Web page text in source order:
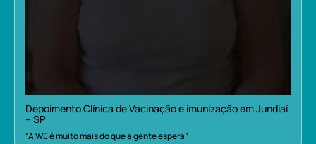
Depoimento Clínica de Vacinação e imunização em Jundiaí
– SP
“A WE é muito mais do que a gente espera”